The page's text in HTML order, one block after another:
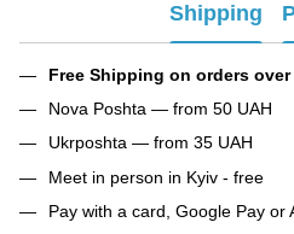
Shipping
Free Shipping on orders over
Nova Poshta — from 50 UAH
Ukrposhta — from 35 UAH
Meet in person in Kyiv - free
Pay with a card, Google Pay or